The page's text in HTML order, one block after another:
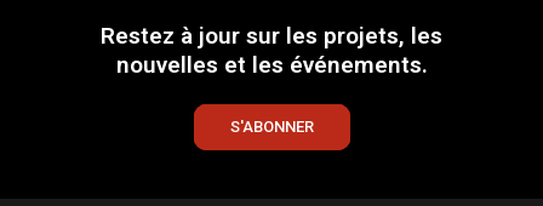
Restez à jour sur les projets, les
nouvelles et les événements.
S'ABONNER